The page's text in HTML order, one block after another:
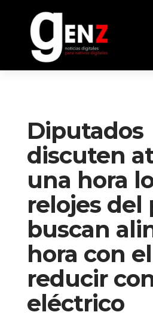
Diputados
discuten
una hora
relojes del
buscan
hora con
reducir
eléctrico